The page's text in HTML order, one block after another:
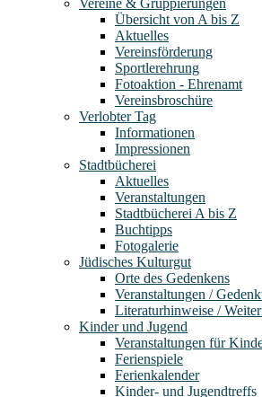
Übersicht von A bis Z
Aktuelles
Vereinsförderung
Sportlerehrung
Fotoaktion - Ehrenamt
Vereinsbroschüre
Verlobter Tag
Informationen
Impressionen
Stadtbücherei
Aktuelles
Veranstaltungen
Stadtbücherei A bis Z
Buchtipps
Fotogalerie
Jüdisches Kulturgut
Orte des Gedenkens
Veranstaltungen /
Literaturhinweise /
Kinder und Jugend
Veranstaltungen für
Ferienspiele
Ferienkalender
Kinder- und Jugendtreffs